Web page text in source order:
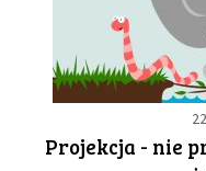
Projekcja - nie